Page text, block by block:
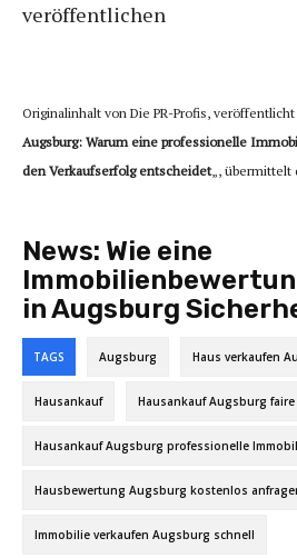
veröffentlichen
Originalinhalt von Die PR-Profis,
Augsburg: Warum eine professionelle
den Verkaufserfolg entscheidet„, übermittelt
News: Wie eine
in Augsburg
TAGS Augsburg Haus verkaufen
Hausankauf Hausankauf Augsburg faire
Hausankauf Augsburg professionelle
Hausbewertung Augsburg kostenlos
Immobilie verkaufen Augsburg schnell